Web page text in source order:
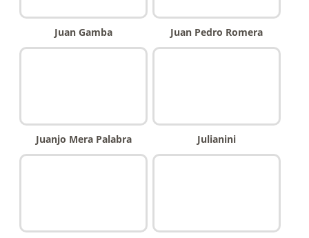
Juan Gamba Juan Pedro Romera
Juanjo Mera Palabra Julianini